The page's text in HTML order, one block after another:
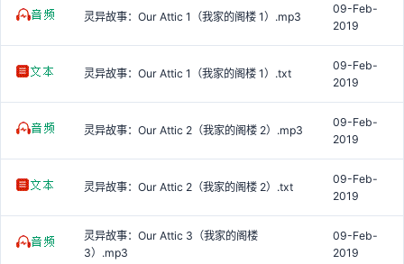
灵异故事：Our Attic 1（我家的阁楼 1）.mp3
09-Feb-
2019
灵异故事：Our Attic 1（我家的阁楼 1）.txt
09-Feb-
2019
灵异故事：Our Attic 2（我家的阁楼 2）.mp3
09-Feb-
2019
灵异故事：Our Attic 2（我家的阁楼 2）.txt
09-Feb-
2019
灵异故事：Our Attic 3（我家的阁楼
3）.mp3
09-Feb-
2019